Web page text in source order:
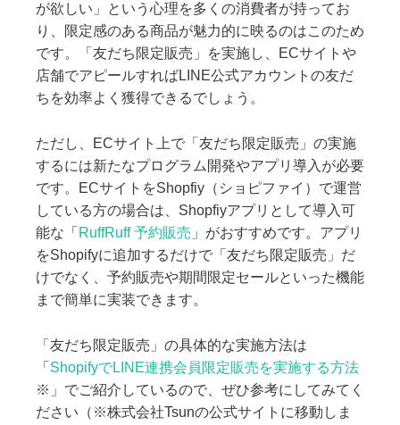
が欲しい」という心理を多くの消費者が持ってお
り、限定感のある商品が魅力的に映るのはこのため
です。「友だち限定販売」を実施し、ECサイトや
店舗でアピールすればLINE公式アカウントの友だ
ちを効率よく獲得できるでしょう。
ただし、ECサイト上で「友だち限定販売」の実施
するには新たなプログラム開発やアプリ導入が必要
です。ECサイトをShopfiy（ショピファイ）で運営
している方の場合は、Shopfiyアプリとして導入可
能な「 RuffRuff 予約販売 」がおすすめです。アプリ
をShopifyに追加するだけで「友だち限定販売」だ
けでなく、予約販売や期間限定セールといった機能
まで簡単に実装できます。
「友だち限定販売」の具体的な実施方法は
「 ShopifyでLINE連携会員限定販売を実施する方法
※」でご紹介しているので、ぜひ参考にしてみてく
ださい（※株式会社Tsunの公式サイトに移動しま